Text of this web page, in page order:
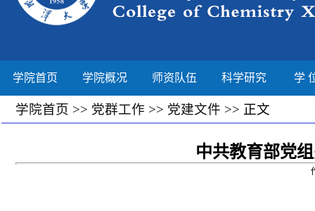
学院首页 学院概况 师资队伍 科学研究 学
学院首页 >> 党群工作 >> 党建文件 >> 正文
中共教育部党